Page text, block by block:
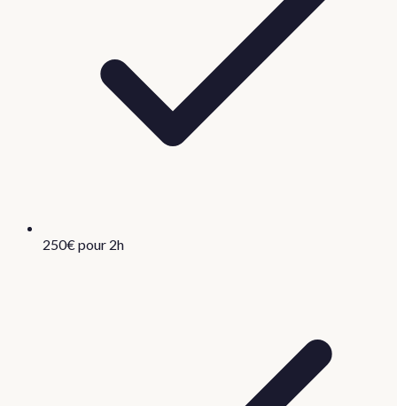
250€ pour 2h